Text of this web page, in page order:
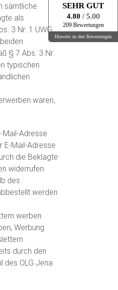
sämtliche
als
3 Nr. 1 UWG
§ 7 Abs. 3 Nr.
typischen
wären,
Mail-Adresse
E-Mail-Adresse
die Beklagte
widerrufen
des
werden
werben
Werbung
durch den
des OLG Jena
SEHR GUT
4.80 / 5.00
209 Bewertungen
Hinweis zu den Bewertungen